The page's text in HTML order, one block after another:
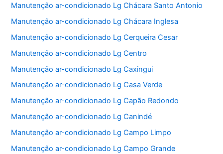
Manutenção ar-condicionado Lg Chácara Santo Antonio
Manutenção ar-condicionado Lg Chácara Inglesa
Manutenção ar-condicionado Lg Cerqueira Cesar
Manutenção ar-condicionado Lg Centro
Manutenção ar-condicionado Lg Caxingui
Manutenção ar-condicionado Lg Casa Verde
Manutenção ar-condicionado Lg Capão Redondo
Manutenção ar-condicionado Lg Canindé
Manutenção ar-condicionado Lg Campo Limpo
Manutenção ar-condicionado Lg Campo Grande